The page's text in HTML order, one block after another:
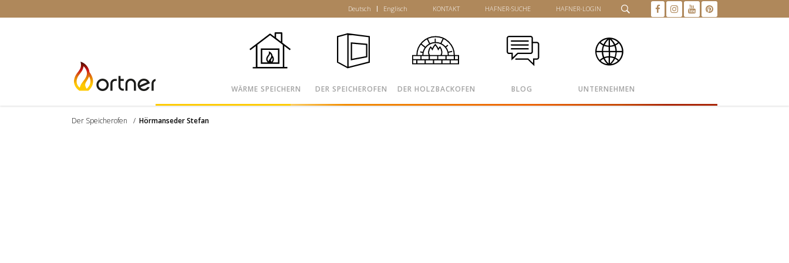
Deutsch Englisch KONTAKT HAFNER-SUCHE HAFNER-LOGIN
WÄRME SPEICHERN DER SPEICHEROFEN DER HOLZBACKOFEN BLOG UNTERNEHMEN
Der Speicherofen / Hörmanseder Stefan